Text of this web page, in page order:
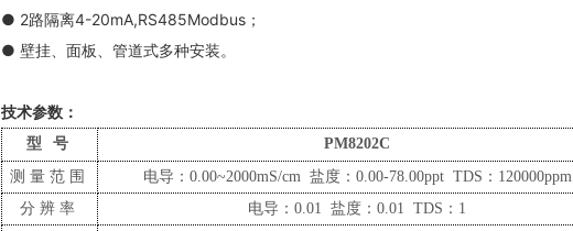
● 2路隔离4-20mA,RS485Modbus；
● 壁挂、面板、管道式多种安装。
技术参数：
型 号 PM8202C
测量范围
电导： 0.00~2000mS/cm 盐度：0.00-78.00ppt TDS：120000ppm
分辨率
电导： 0.01 盐度：0.01 TDS：1